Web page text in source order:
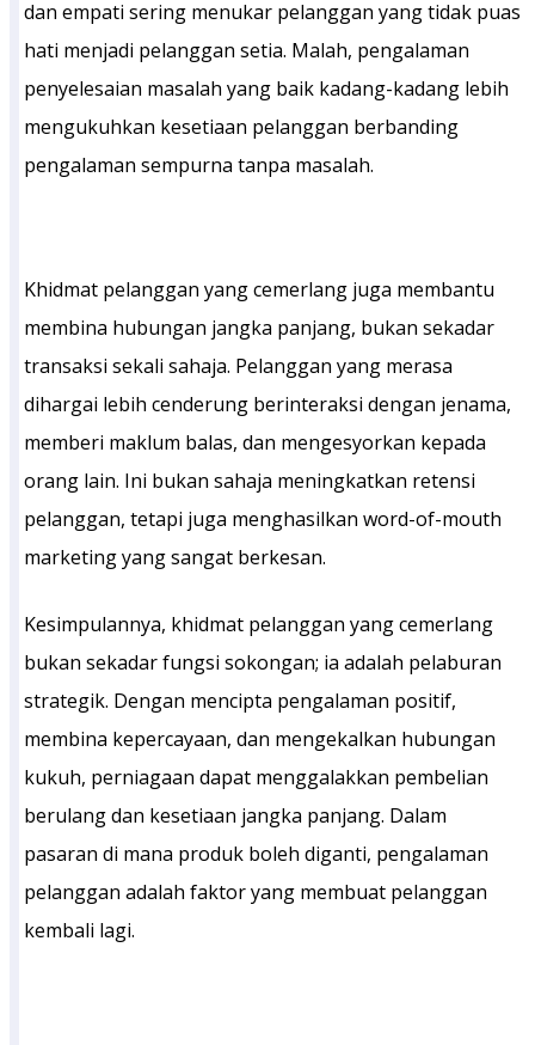
dan empati sering menukar pelanggan yang tidak puas
hati menjadi pelanggan setia. Malah, pengalaman
penyelesaian masalah yang baik kadang-kadang lebih
mengukuhkan kesetiaan pelanggan berbanding
pengalaman sempurna tanpa masalah.
Khidmat pelanggan yang cemerlang juga membantu
membina hubungan jangka panjang, bukan sekadar
transaksi sekali sahaja. Pelanggan yang merasa
dihargai lebih cenderung berinteraksi dengan jenama,
memberi maklum balas, dan mengesyorkan kepada
orang lain. Ini bukan sahaja meningkatkan retensi
pelanggan, tetapi juga menghasilkan word-of-mouth
marketing yang sangat berkesan.
Kesimpulannya, khidmat pelanggan yang cemerlang
bukan sekadar fungsi sokongan; ia adalah pelaburan
strategik. Dengan mencipta pengalaman positif,
membina kepercayaan, dan mengekalkan hubungan
kukuh, perniagaan dapat menggalakkan pembelian
berulang dan kesetiaan jangka panjang. Dalam
pasaran di mana produk boleh diganti, pengalaman
pelanggan adalah faktor yang membuat pelanggan
kembali lagi.